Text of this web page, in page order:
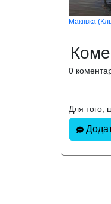
Макіївка
0
Для того,